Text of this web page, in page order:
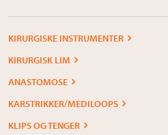
KIRURGISKE INSTRUMENTER
KIRURGISK LIM
ANASTOMOSE
KARSTRIKKER/MEDILOOPS
KLIPS OG TENGER